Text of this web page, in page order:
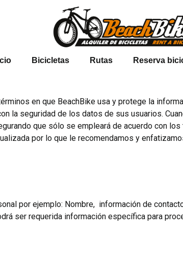
Bicicletas Rutas Reserva
en que BeachBike usa y protege la
la seguridad de los datos de sus usuarios.
que sólo se empleará de acuerdo con
por lo que le recomendamos y
por ejemplo: Nombre, información de
ser requerida información específica para